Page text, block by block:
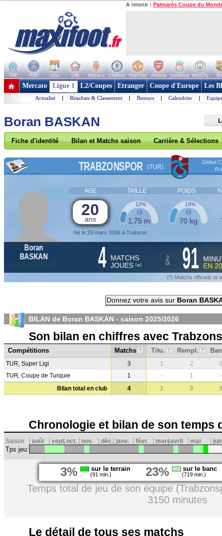
A retenir : Palmarès Coupe du
OM PSG Lyon Lille Monaco Chelsea Man Utd Arsenal Liverpool ManCity
+ de clubs
Mercato Ligue 1 L2/Coupes Etranger Coupe d'Europe Les
Actualité | Résultats & Classement | Buteurs | Calendrier |
Boran BASKAN
Fiche d'identité Bilan et Matchs saison Carrière & Sélections
TRABZONSPOR (TUR)
Début
AGE TAILLE POIDS
20
ans
Né le 29 mars 2006 à Trabzon
1,75 m
12%
70 kg
19%
Boran
BASKAN
4 MATCHS
JOUES (*) & 91
EN
(*) Matchs officiels et
Donnez votre avis sur Boran
BILAN de Boran BASKAN - saison 2025/2026
Son bilan en chiffres avec
Compétitions Matchs ? Titu. ? Rempl. ?
TUR, Super Ligi 3 1 2
TUR, Coupe de Turquie
1 - 1
-
Bilan total en club
4 1 3
Chronologie et bilan de son temps
Saison août sept.oct. nov. déc. janv. févr. marsavril mai
Tps jeu:
3% sur le terrain
(91 min.) 23% sur le banc
(719 min.)
Temps total de jeu de son équipe
3150 minutes
Le détail de tous ses matchs